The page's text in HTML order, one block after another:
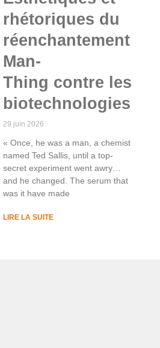
rhétoriques du
réenchantement :
Man-
Thing contre les
biotechnologies
29 juin 2026
« Once, he was a man, a chemist
named Ted Sallis, until a top-
secret experiment went awry…
and he changed. The serum that
was it have made
LIRE LA SUITE